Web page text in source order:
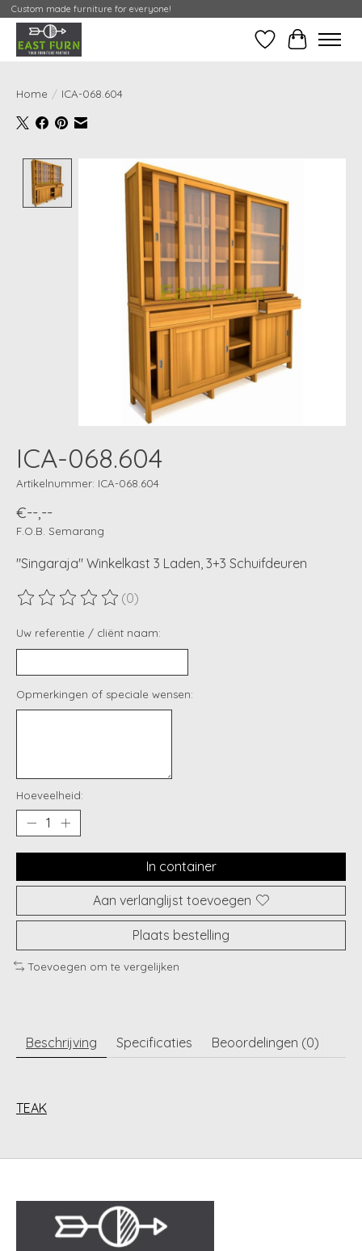
Custom made furniture for everyone!
Verlanglijst
Mijn
Home / ICA-068.604
Product image slideshow Items
ICA-068.604
Artikelnummer: ICA-068.604
€--,--
F.O.B. Semarang
"Singaraja" Winkelkast 3 Laden, 3+3 Schuifdeuren
De beoordeling van dit product is
(0)
Uw referentie / cliënt naam:
Opmerkingen of speciale wensen:
Hoeveelheid:
In container
Aan verlanglijst toevoegen
Plaats bestelling
Toevoegen om te vergelijken
Beschrijving Specificaties Beoordelingen (0)
TEAK